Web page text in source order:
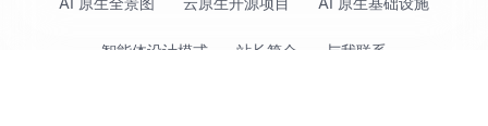
智能体设计模式 站长简介 与我联系